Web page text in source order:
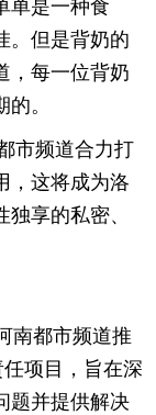
单是一种食
。但是背奶的
，每一位背奶
。
市频道合力打
，这将成为洛
享的私密、
南都市频道推
任项目，旨在深
题并提供解决